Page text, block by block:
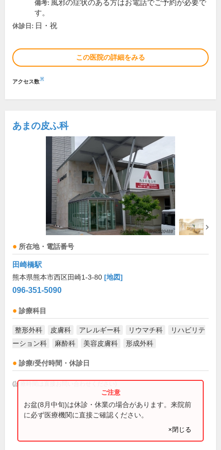
備考: 風邪の症状のある方はお電話でご予約が必要で
す。
休診日: 日・祝
この医院の詳細をみる
アクセス数※
あまの皮ふ科
所在地・電話番号
田崎橋駅
熊本県熊本市西区田崎1-3-80 [地図]
096-351-5090
診療科目
整形外科 皮膚科 アレルギー科 リウマチ科
リハビリテ
ーション科
麻酔科 美容皮膚科 形成外科
診療/受付時間・休診日
(診療時間は直接お問い合わせください)
お盆(8月中旬)は休診・休業の場合があります。来院前
に必ず医療機関に直接ご確認ください。
×閉じる